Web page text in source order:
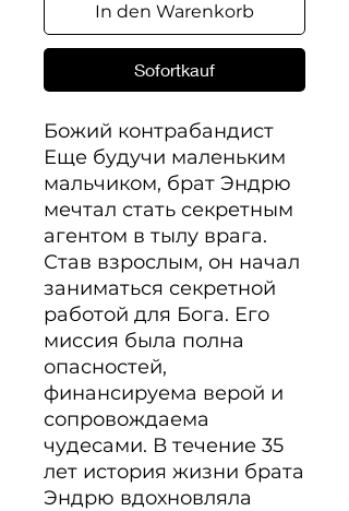
In den Warenkorb
Sofortkauf
Божий контрабандист
Еще будучи маленьким
мальчиком, брат Эндрю
мечтал стать секретным
агентом в тылу врага.
Став взрослым, он начал
заниматься секретной
работой для Бога. Его
миссия была полна
опасностей,
финансируема верой и
сопровождаема
чудесами. В течение 35
лет история жизни брата
Эндрю вдохновляла